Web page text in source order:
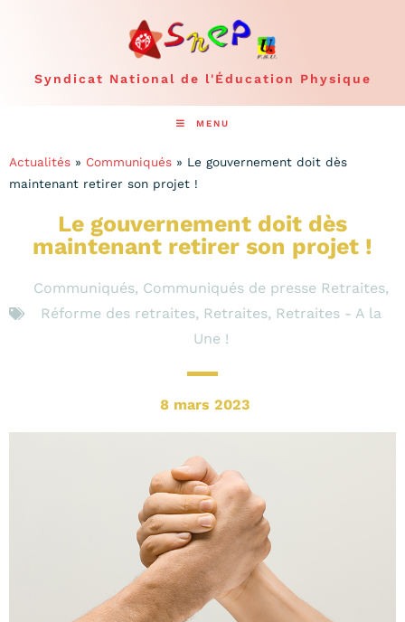
Syndicat National de l'Éducation Physique
MENU
Actualités » Communiqués » Le gouvernement doit dès
maintenant retirer son projet !
Le gouvernement doit dès
maintenant retirer son projet !
Communiqués, Communiqués de presse Retraites,
Réforme des retraites, Retraites, Retraites - A la
Une !
8 mars 2023